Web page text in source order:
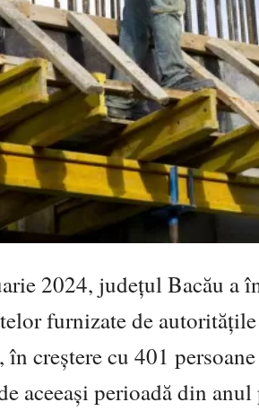
2024, județul Bacău a
furnizate de
în creștere cu 401
aceeași perioadă din